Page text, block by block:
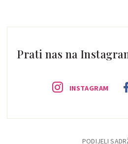
Prati nas na
INSTAGRAM
PODIJELI